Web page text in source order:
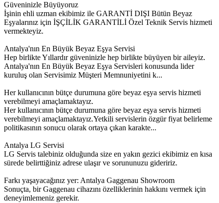
Güveninizle Büyüyoruz
İşinin ehli uzman ekibimiz ile GARANTİ DIŞI Bütün Beyaz
Eşyalarınız için İŞÇİLİK GARANTİLİ Özel Teknik Servis hizmeti
vermekteyiz.
Antalya'nın En Büyük Beyaz Eşya Servisi
Hep birlikte Yıllardır güveninizle hep birlikte büyüyen bir aileyiz.
Antalya'nın En Büyük Beyaz Eşya Servisleri konusunda lider
kuruluş olan Servisimiz Müşteri Memnuniyetini k...
Her kullanıcının bütçe durumuna göre beyaz eşya servis hizmeti
verebilmeyi amaçlamaktayız.
Her kullanıcının bütçe durumuna göre beyaz eşya servis hizmeti
verebilmeyi amaçlamaktayız.Yetkili servislerin özgür fiyat belirleme
politikasının sonucu olarak ortaya çıkan karakte...
Antalya LG Servisi
LG Servis talebiniz olduğunda size en yakın gezici ekibimiz en kısa
sürede belirttiğiniz adrese ulaşır ve sorununuzu gideririz.
Farkı yaşayacağınız yer: Antalya Gaggenau Showroom
Sonuçta, bir Gaggenau cihazını özelliklerinin hakkını vermek için
deneyimlemeniz gerekir.